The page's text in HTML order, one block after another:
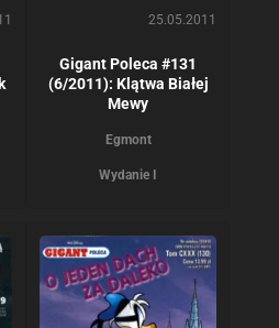
25.05.2011
Gigant Poleca #131
(6/2011): Klątwa Białej
Mewy
Egmont
Wydanie I